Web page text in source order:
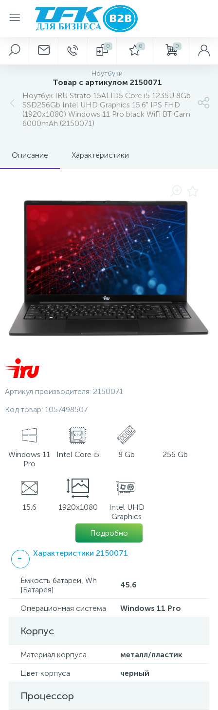
0 0 0
Ноутбуки
Товар с артикулом 2150071
Ноутбук IRU Strato 15ALID5 Core i5 1235U 8Gb
SSD256Gb Intel UHD Graphics 15.6" IPS FHD
(1920x1080) Windows 11 Pro black WiFi BT Cam
6000mAh (2150071)
Описание Характеристики
Артикул производителя: 2150071
Код товар: 1057498507
Windows 11
Pro
Intel Core i5 8 Gb 256 Gb
15.6 1920x1080
Intel UHD
Graphics
Подробно
Характеристики 2150071
Ёмкость батареи, Wh
[Батарея]
45.6
Операционная система Windows 11 Pro
Корпус
Материал корпуса
металл/пластик
Цвет корпуса
черный
Процессор